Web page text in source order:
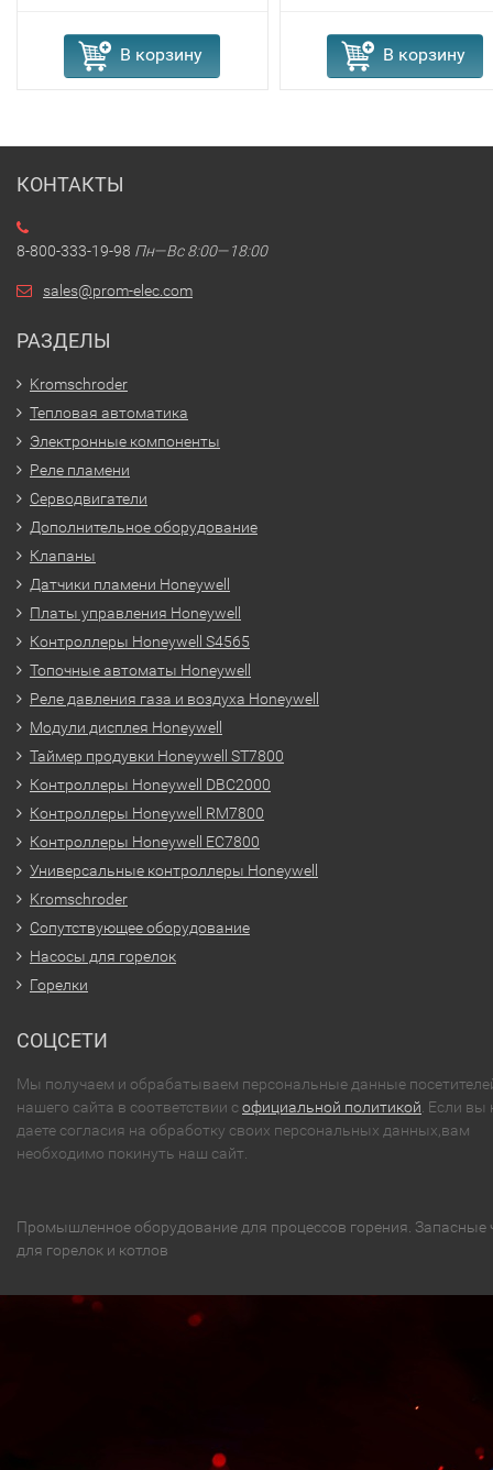
В корзину В корзину
КОНТАКТЫ
8-800-333-19-98 Пн—Вс 8:00—18:00
sales@prom-elec.com
РАЗДЕЛЫ
Kromschroder
Тепловая автоматика
Электронные компоненты
Реле пламени
Серводвигатели
Дополнительное оборудование
Клапаны
Датчики пламени Honeywell
Платы управления Honeywell
Контроллеры Honeywell S4565
Топочные автоматы Honeywell
Реле давления газа и воздуха Honeywell
Модули дисплея Honeywell
Таймер продувки Honeywell ST7800
Контроллеры Honeywell DBC2000
Контроллеры Honeywell RM7800
Контроллеры Honeywell EC7800
Универсальные контроллеры Honeywell
Kromschroder
Сопутствующее оборудование
Насосы для горелок
Горелки
СОЦСЕТИ
Мы получаем и обрабатываем персональные данные
нашего сайта в соответствии софициальной политикой . Если вы
даете согласия на обработку своих персональных данных,вам
необходимо покинуть наш сайт.
Промышленное оборудование для процессов горения. Запасные
для горелок и котлов